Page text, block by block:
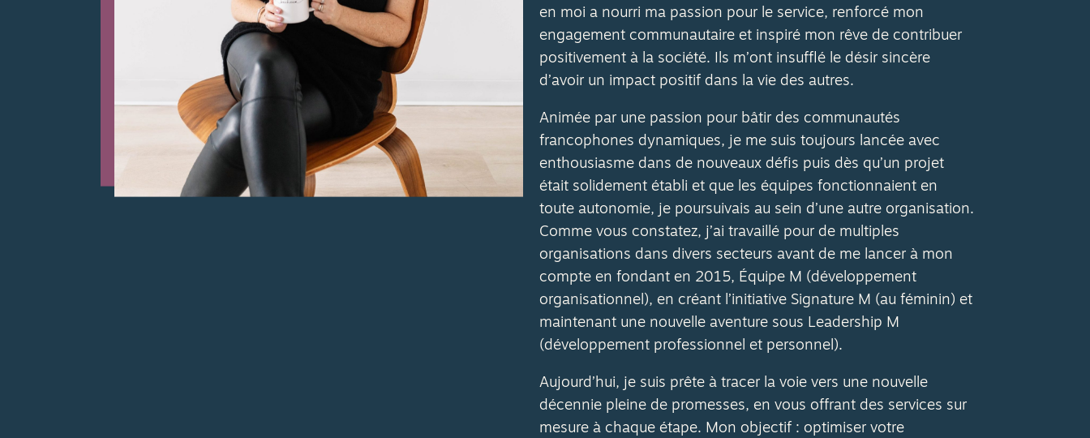
en moi a nourri ma passion pour le service, renforcé mon
engagement communautaire et inspiré mon rêve de contribuer
positivement à la société. Ils m’ont insufflé le désir sincère
d’avoir un impact positif dans la vie des autres.
Animée par une passion pour bâtir des communautés
francophones dynamiques, je me suis toujours lancée avec
enthousiasme dans de nouveaux défis puis dès qu’un projet
était solidement établi et que les équipes fonctionnaient en
toute autonomie, je poursuivais au sein d’une autre organisation.
Comme vous constatez, j’ai travaillé pour de multiples
organisations dans divers secteurs avant de me lancer à mon
compte en fondant en 2015, Équipe M (développement
organisationnel), en créant l’initiative Signature M (au féminin) et
maintenant une nouvelle aventure sous Leadership M
(développement professionnel et personnel).
Aujourd’hui, je suis prête à tracer la voie vers une nouvelle
décennie pleine de promesses, en vous offrant des services sur
mesure à chaque étape. Mon objectif : optimiser votre